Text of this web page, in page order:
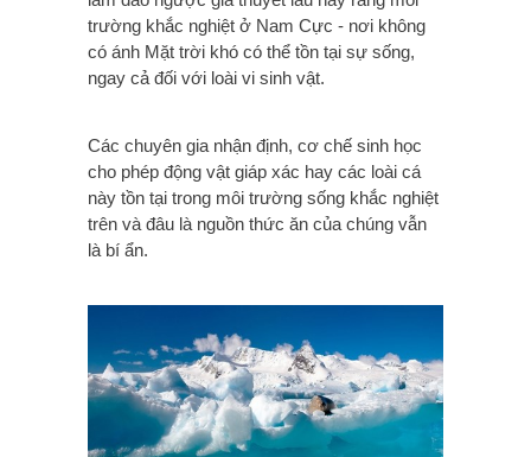
trường khắc nghiệt ở Nam Cực - nơi không
có ánh Mặt trời khó có thể tồn tại sự sống,
ngay cả đối với loài vi sinh vật.
Các chuyên gia nhận định, cơ chế sinh học
cho phép động vật giáp xác hay các loài cá
này tồn tại trong môi trường sống khắc nghiệt
trên và đâu là nguồn thức ăn của chúng vẫn
là bí ẩn.